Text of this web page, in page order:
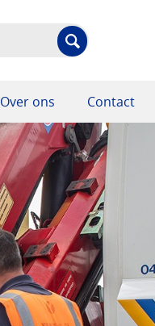
Over ons Contact